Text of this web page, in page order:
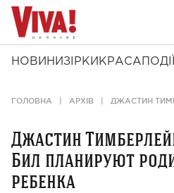
НОВИНИ ЗІРКИ КРАСА ПОДІЇ
ГОЛОВНА АРХІВ ДЖАСТИН
Джастин
Бил планируют
ребенка